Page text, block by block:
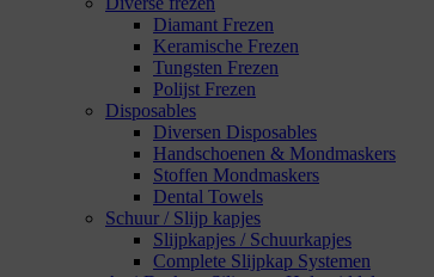
Diamant Frezen
Keramische Frezen
Tungsten Frezen
Polijst Frezen
Disposables
Diversen Disposables
Handschoenen & Mondmaskers
Stoffen Mondmaskers
Dental Towels
Schuur / Slijp kapjes
Slijpkapjes / Schuurkapjes
Complete Slijpkap Systemen